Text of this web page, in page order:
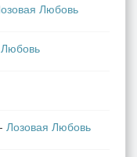
Любовь
- Лозовая Любовь